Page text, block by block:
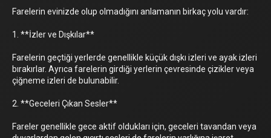
Farelerin evinizde olup olmadığını anlamanın birkaç yolu vardır:
1. **İzler ve Dışkılar**
Farelerin geçtiği yerlerde genellikle küçük dışkı izleri ve ayak izleri
bırakırlar. Ayrıca farelerin girdiği yerlerin çevresinde çizikler veya
çiğneme izleri de bulunabilir.
2. **Geceleri Çıkan Sesler**
Fareler genellikle gece aktif oldukları için, geceleri tavandan veya